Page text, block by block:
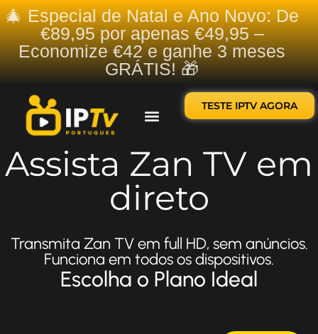
🎄 Especial de Natal e Ano Novo: De
€89,95 por apenas €49,95 –
Economize €42 e ganhe 3 meses
GRÁTIS! 🎁
TESTE IPTV AGORA
Assista Zan TV em
direto
Transmita Zan TV em full HD, sem anúncios.
Funciona em todos os dispositivos.
Escolha o Plano Ideal